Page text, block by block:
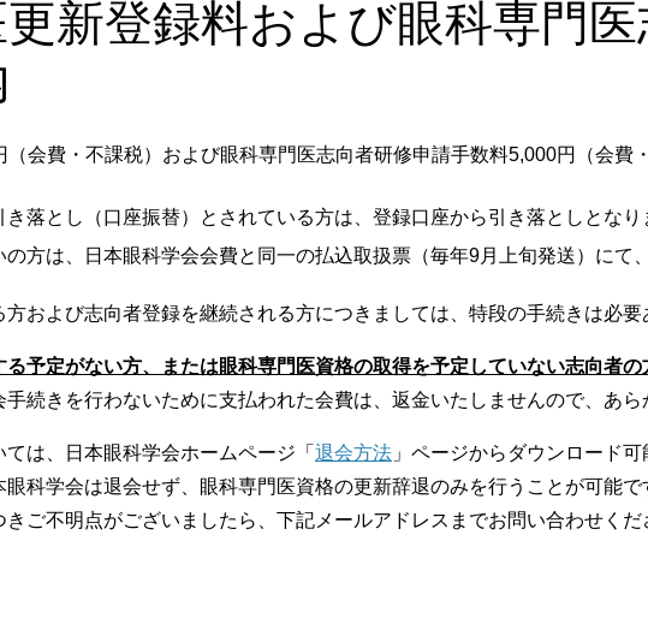
新登録料および眼科専門
会費・不課税）および眼科専門医志向者研修申請手数料5,000円（会費
落とし（口座振替）とされている方は、登録口座から引き落としとな
方は、日本眼科学会会費と同一の払込取扱票（毎年9月上旬発送）にて
および志向者登録を継続される方につきましては、特段の手続きは必要
予定がない方、または眼科専門医資格の取得を予定していない志向者
続きを行わないために支払われた会費は、返金いたしませんので、あら
は、日本眼科学会ホームページ「 退会方法 」ページからダウンロード
科学会は退会せず、眼科専門医資格の更新辞退のみを行うことが可能で
ご不明点がございましたら、下記メールアドレスまでお問い合わせくだ